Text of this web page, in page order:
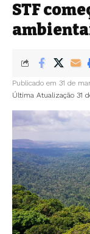
STF
Última Atualização 31
Publicado em 31 de